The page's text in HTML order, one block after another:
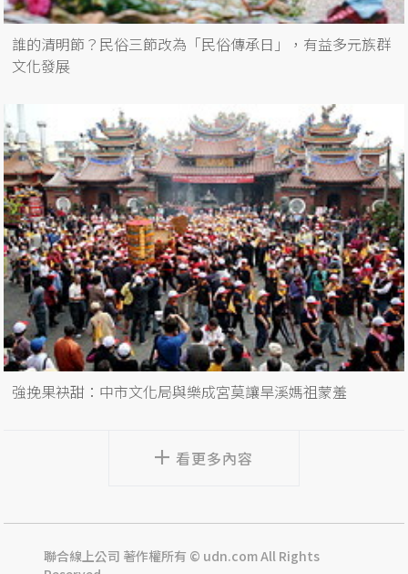
誰的清明節？民俗三節改為「民俗傳承日」，有益多元族群
文化發展
強挽果袂甜：中市文化局與樂成宮莫讓旱溪媽祖蒙羞
看更多內容
聯合線上公司 著作權所有 © udn.com All Rights